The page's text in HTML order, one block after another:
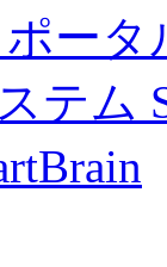
ータ
テム